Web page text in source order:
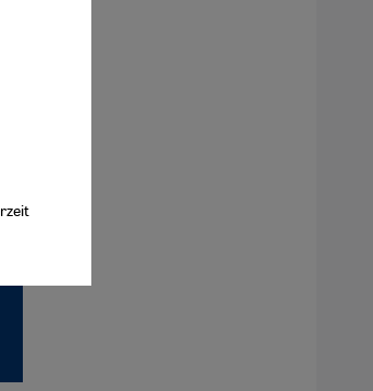
Embed, Google Tag Manager, Instagram Embed,